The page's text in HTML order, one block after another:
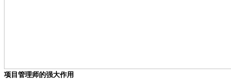
项目管理师的强大作用